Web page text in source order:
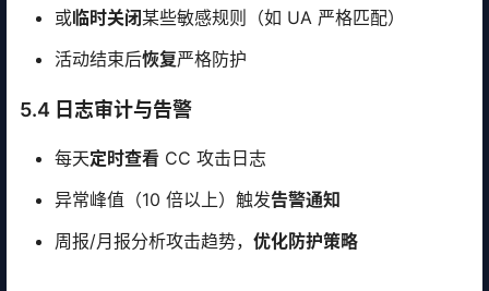
或临时关闭某些敏感规则（如 UA 严格匹配）
活动结束后恢复严格防护
5.4 日志审计与告警
每天定时查看 CC 攻击日志
异常峰值（10 倍以上）触发告警通知
周报/月报分析攻击趋势， 优化防护策略